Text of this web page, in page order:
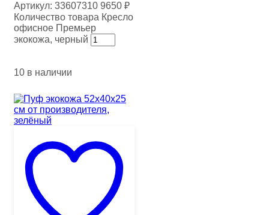
Артикул: 33607310 9650 ₽
Количество товара Кресло
офисное Премьер
экокожа, черный
10 в наличии